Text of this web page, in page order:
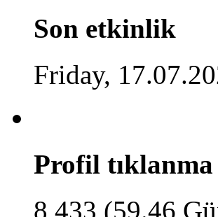
Son etkinlik
Friday,
Profil tıklanma
8,433 (59.46